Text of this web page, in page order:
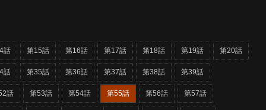
話 第15話 第16話 第17話 第18話 第19話 第20話
話 第35話 第36話 第37話 第38話 第39話
話 第53話 第54話 第55話 第56話 第57話